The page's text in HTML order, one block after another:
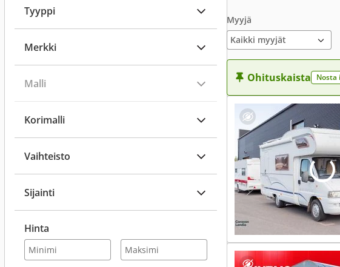
Tyyppi
Merkki
Malli
Korimalli
Vaihteisto
Sijainti
Hinta
Myyjä
Kaikki myyjät
Ohituskaista Nosta